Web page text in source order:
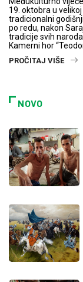
19. oktobra u
tradicionalni
po redu, nakon
tradicije svih
Kamerni hor
PROČITAJ VIŠE
NOVO